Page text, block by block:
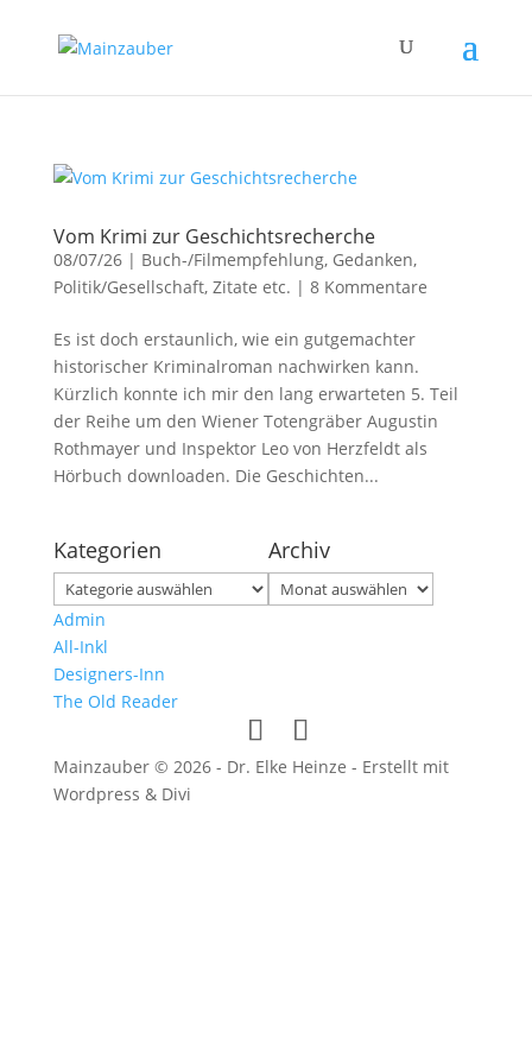
Vom Krimi zur Geschichtsrecherche
08/07/26| Buch-/Filmempfehlung, Gedanken,
Politik/Gesellschaft, Zitate etc. | 8 Kommentare
Es ist doch erstaunlich, wie ein gutgemachter
historischer Kriminalroman nachwirken kann.
Kürzlich konnte ich mir den lang erwarteten 5. Teil
der Reihe um den Wiener Totengräber Augustin
Rothmayer und Inspektor Leo von Herzfeldt als
Hörbuch downloaden. Die Geschichten...
Kategorien
Kategorien
Archiv
Archiv
Admin
All-Inkl
Designers-Inn
The Old Reader
Mainzauber © 2026 - Dr. Elke Heinze - Erstellt mit
Wordpress & Divi